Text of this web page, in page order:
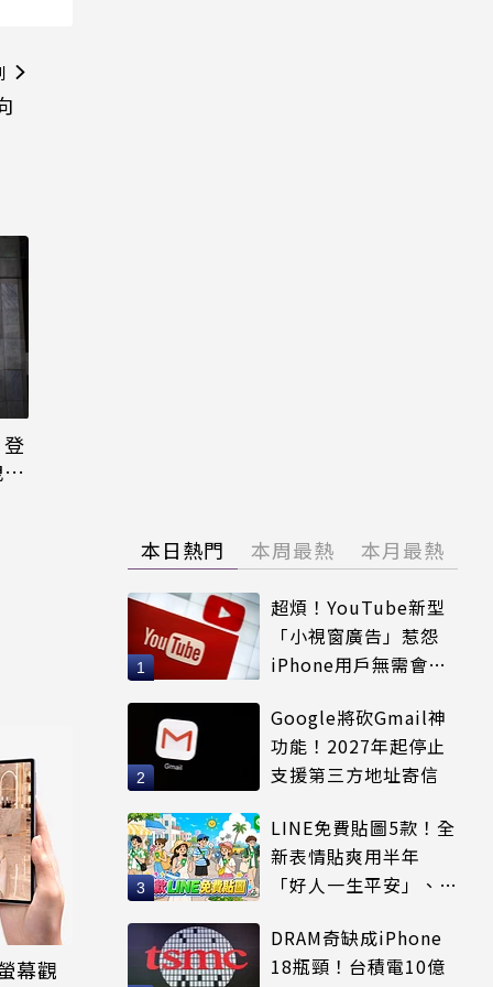
幕觀
本日熱門 本周最熱 本月最熱
超煩！YouTube新型
「小視窗廣告」惹怨
iPhone用戶無需會員
Google將砍Gmail神
功能！2027年起停止
支援第三方地址寄信
LINE免費貼圖5款！全
新表情貼爽用半年
「好人一生平安」、
DRAM奇缺成iPhone
18瓶頸！台積電10億